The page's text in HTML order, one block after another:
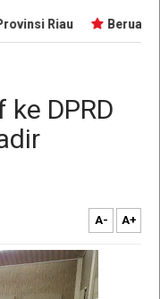
Riau Beruang
DPRD
A- A+